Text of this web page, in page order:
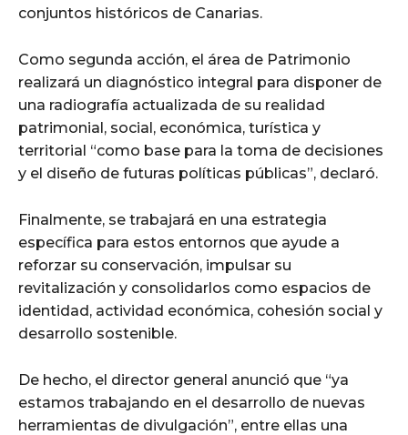
conjuntos históricos de Canarias.
Como segunda acción, el área de Patrimonio
realizará un diagnóstico integral para disponer de
una radiografía actualizada de su realidad
patrimonial, social, económica, turística y
territorial “como base para la toma de decisiones
y el diseño de futuras políticas públicas”, declaró.
Finalmente, se trabajará en una estrategia
específica para estos entornos que ayude a
reforzar su conservación, impulsar su
revitalización y consolidarlos como espacios de
identidad, actividad económica, cohesión social y
desarrollo sostenible.
De hecho, el director general anunció que “ya
estamos trabajando en el desarrollo de nuevas
herramientas de divulgación”, entre ellas una